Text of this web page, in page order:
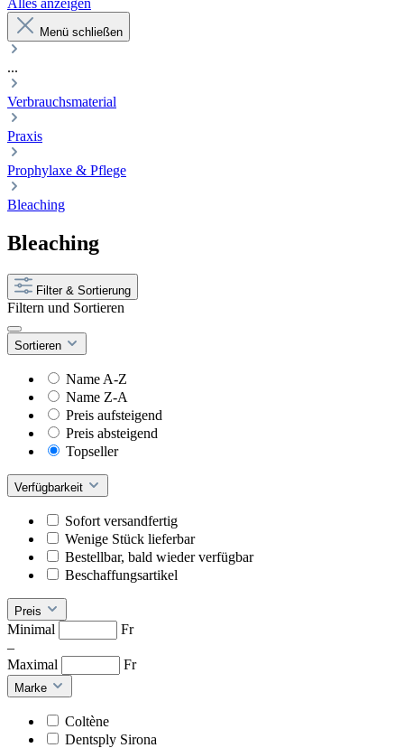
Alles anzeigen
Menü schließen
...
Verbrauchsmaterial
Praxis
Prophylaxe & Pflege
Bleaching
Bleaching
Filter & Sortierung
Filtern und Sortieren
Sortieren
Name A-Z
Name Z-A
Preis aufsteigend
Preis absteigend
Topseller
Verfügbarkeit
Sofort versandfertig
Wenige Stück lieferbar
Bestellbar, bald wieder verfügbar
Beschaffungsartikel
Preis
Minimal
Fr
–
Maximal
Fr
Marke
Coltène
Dentsply Sirona